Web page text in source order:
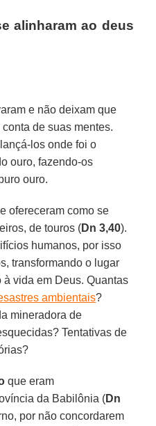
alinharam ao deus
e não deixam que
de suas mentes.
los onde foi o
ouro, fazendo-os
ouro.
ofereceram como se
de touros (Dn 3,40).
humanos, por isso
transformando o lugar
vida em Deus. Quantas
ambientais?
mineradora de
Tentativas de
que eram
da Babilônia (Dn
por não concordarem